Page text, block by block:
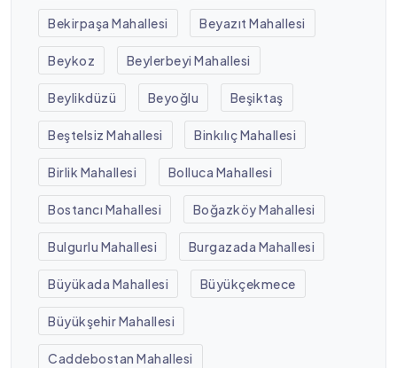
Bekirpaşa Mahallesi Beyazıt Mahallesi
Beykoz Beylerbeyi Mahallesi
Beylikdüzü Beyoğlu Beşiktaş
Beştelsiz Mahallesi Binkılıç Mahallesi
Birlik Mahallesi Bolluca Mahallesi
Bostancı Mahallesi Boğazköy Mahallesi
Bulgurlu Mahallesi Burgazada Mahallesi
Büyükada Mahallesi Büyükçekmece
Büyükşehir Mahallesi
Caddebostan Mahallesi